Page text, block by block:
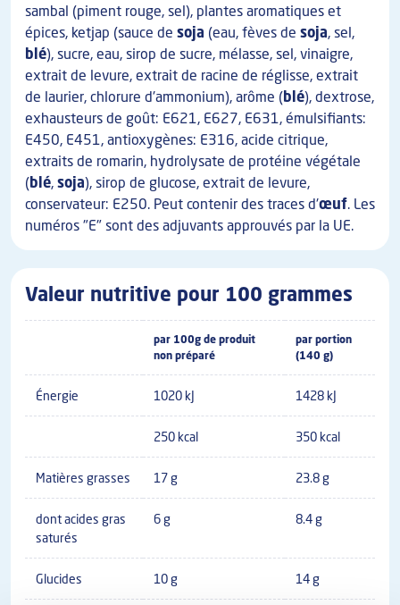
sambal (piment rouge, sel), plantes aromatiques et
épices, ketjap (sauce de soja (eau, fèves de soja, sel,
blé), sucre, eau, sirop de sucre, mélasse, sel, vinaigre,
extrait de levure, extrait de racine de réglisse, extrait
de laurier, chlorure d'ammonium), arôme (blé), dextrose,
exhausteurs de goût: E621, E627, E631, émulsifiants:
E450, E451, antioxygènes: E316, acide citrique,
extraits de romarin, hydrolysate de protéine végétale
(blé,soja), sirop de glucose, extrait de levure,
conservateur: E250. Peut contenir des traces d'œuf. Les
numéros "E" sont des adjuvants approuvés par la UE.
Valeur nutritive pour 100 grammes
par 100g de produit
non préparé
par portion
(140 g)
Énergie 1020 kJ 1428 kJ
250 kcal 350 kcal
Matières grasses 17 g 23.8 g
dont acides gras
saturés
6 g 8.4 g
Glucides 10 g 14 g